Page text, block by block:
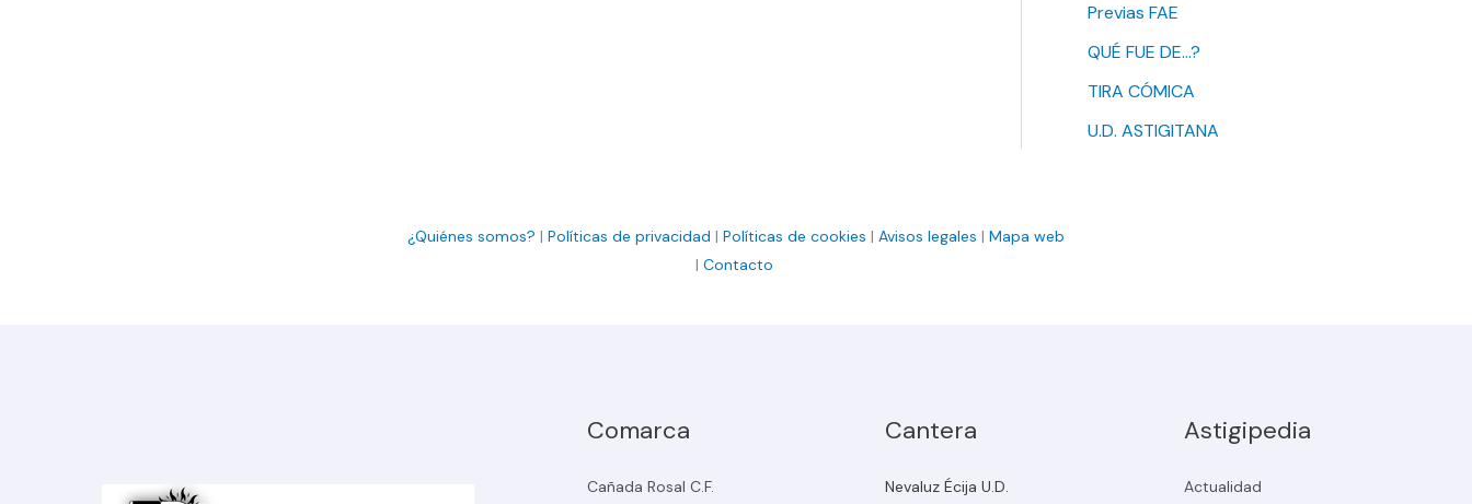
Previas FAE
QUÉ FUE DE…?
TIRA CÓMICA
U.D. ASTIGITANA
¿Quiénes somos? | Políticas de privacidad | Políticas de cookies | Avisos legales | Mapa web
| Contacto
Comarca
Cañada Rosal C.F.
Cantera
Nevaluz Écija U.D.
Astigipedia
Actualidad